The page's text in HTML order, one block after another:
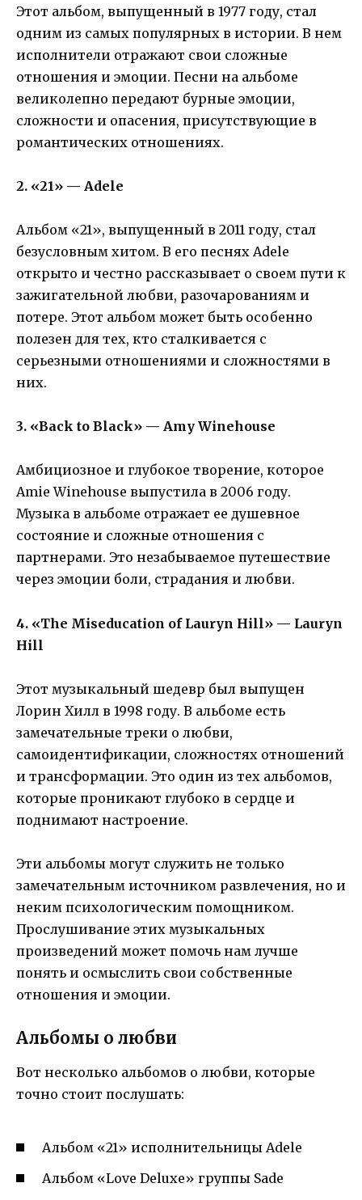
Этот альбом, выпущенный в 1977 году, стал
одним из самых популярных в истории. В нем
исполнители отражают свои сложные
отношения и эмоции. Песни на альбоме
великолепно передают бурные эмоции,
сложности и опасения, присутствующие в
романтических отношениях.
2. «21» — Adele
Альбом «21», выпущенный в 2011 году, стал
безусловным хитом. В его песнях Adele
открыто и честно рассказывает о своем пути к
зажигательной любви, разочарованиям и
потере. Этот альбом может быть особенно
полезен для тех, кто сталкивается с
серьезными отношениями и сложностями в
них.
3. «Back to Black» — Amy Winehouse
Амбициозное и глубокое творение, которое
Amie Winehouse выпустила в 2006 году.
Музыка в альбоме отражает ее душевное
состояние и сложные отношения с
партнерами. Это незабываемое путешествие
через эмоции боли, страдания и любви.
4. «The Miseducation of Lauryn Hill» — Lauryn
Hill
Этот музыкальный шедевр был выпущен
Лорин Хилл в 1998 году. В альбоме есть
замечательные треки о любви,
самоидентификации, сложностях отношений
и трансформации. Это один из тех альбомов,
которые проникают глубоко в сердце и
поднимают настроение.
Эти альбомы могут служить не только
замечательным источником развлечения, но и
неким психологическим помощником.
Прослушивание этих музыкальных
произведений может помочь нам лучше
понять и осмыслить свои собственные
отношения и эмоции.
Альбомы о любви
Вот несколько альбомов о любви, которые
точно стоит послушать:
Альбом «21» исполнительницы Adele
Альбом «Love Deluxe» группы Sade